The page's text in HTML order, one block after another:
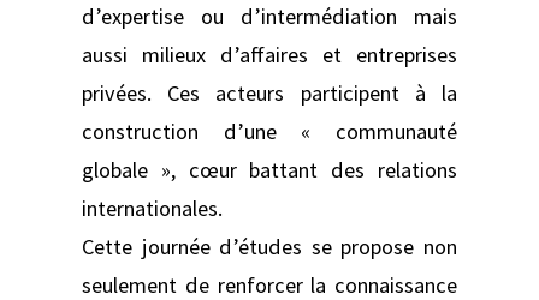
d’expertise ou d’intermédiation mais
aussi milieux d’affaires et entreprises
privées. Ces acteurs participent à la
construction d’une « communauté
globale », cœur battant des relations
internationales.
Cette journée d’études se propose non
seulement de renforcer la connaissance